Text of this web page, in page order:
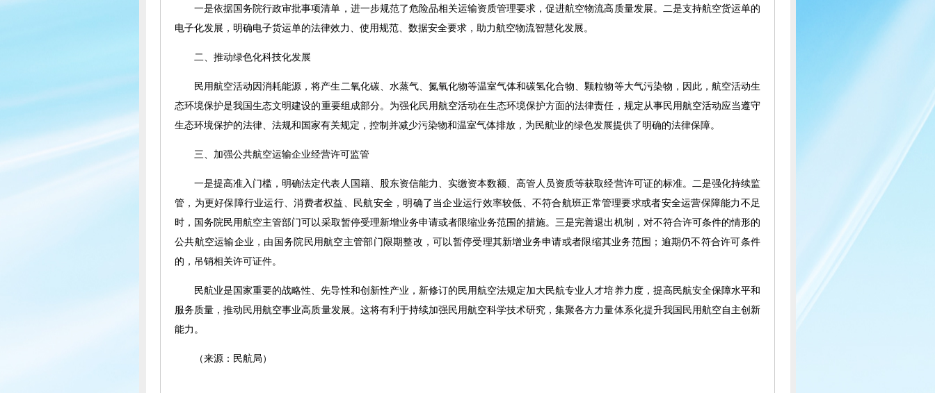
一是依据国务院行政审批事项清单，进一步规范了危险品相关运输资质管理要求，促进航空物流高质量发展。二是支持航空货运单的
电子化发展，明确电子货运单的法律效力、使用规范、数据安全要求，助力航空物流智慧化发展。
二、推动绿色化科技化发展
民用航空活动因消耗能源，将产生二氧化碳、水蒸气、氮氧化物等温室气体和碳氢化合物、颗粒物等大气污染物，因此，航空活动生
态环境保护是我国生态文明建设的重要组成部分。为强化民用航空活动在生态环境保护方面的法律责任，规定从事民用航空活动应当遵守
生态环境保护的法律、法规和国家有关规定，控制并减少污染物和温室气体排放，为民航业的绿色发展提供了明确的法律保障。
三、加强公共航空运输企业经营许可监管
一是提高准入门槛，明确法定代表人国籍、股东资信能力、实缴资本数额、高管人员资质等获取经营许可证的标准。二是强化持续监
管，为更好保障行业运行、消费者权益、民航安全，明确了当企业运行效率较低、不符合航班正常管理要求或者安全运营保障能力不足
时，国务院民用航空主管部门可以采取暂停受理新增业务申请或者限缩业务范围的措施。三是完善退出机制，对不符合许可条件的情形的
公共航空运输企业，由国务院民用航空主管部门限期整改，可以暂停受理其新增业务申请或者限缩其业务范围；逾期仍不符合许可条件
的，吊销相关许可证件。
民航业是国家重要的战略性、先导性和创新性产业，新修订的民用航空法规定加大民航专业人才培养力度，提高民航安全保障水平和
服务质量，推动民用航空事业高质量发展。这将有利于持续加强民用航空科学技术研究，集聚各方力量体系化提升我国民用航空自主创新
能力。
（来源：民航局）